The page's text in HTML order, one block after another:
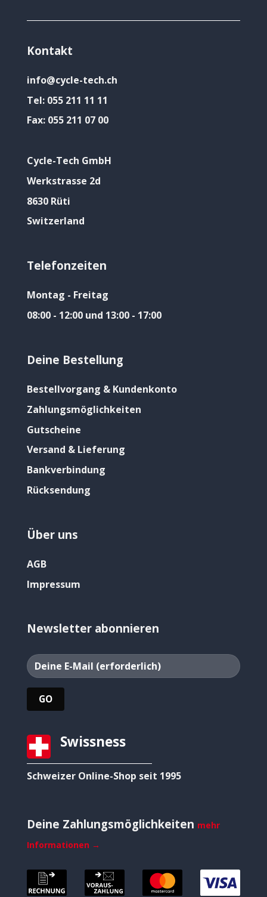
Kontakt
info@cycle-tech.ch
Tel: 055 211 11 11
Fax: 055 211 07 00
Cycle-Tech GmbH
Werkstrasse 2d
8630 Rüti
Switzerland
Telefonzeiten
Montag - Freitag
08:00 - 12:00 und 13:00 - 17:00
Deine Bestellung
Bestellvorgang & Kundenkonto
Zahlungsmöglichkeiten
Gutscheine
Versand & Lieferung
Bankverbindung
Rücksendung
Über uns
AGB
Impressum
Newsletter abonnieren
Swissness
Schweizer Online-Shop seit 1995
Deine Zahlungsmöglichkeiten mehr
Informationen →